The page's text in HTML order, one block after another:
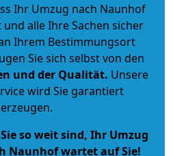
Ihr Umzug nach Naunhof
alle Ihre Sachen sicher
Ihrem Bestimmungsort
Sie sich selbst von den
und der Qualität. Unsere
wird Sie garantiert
so weit sind, Ihr Umzug
Naunhof wartet auf Sie!